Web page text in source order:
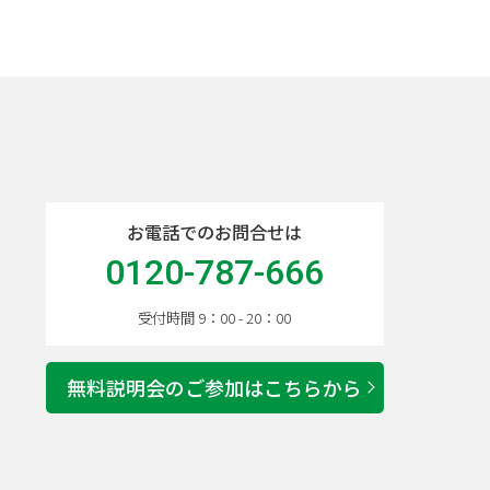
お電話でのお問合せは
0120-787-666
受付時間 9：00 - 20：00
無料説明会のご参加はこちらから